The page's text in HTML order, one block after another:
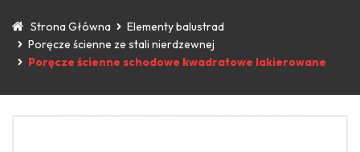
Strona Główna
Elementy balustrad
Poręcze ścienne ze stali nierdzewnej
Poręcze ścienne schodowe kwadratowe lakierowane